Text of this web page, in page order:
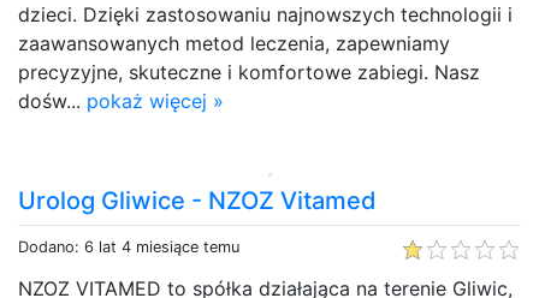
dzieci. Dzięki zastosowaniu najnowszych technologii i
zaawansowanych metod leczenia, zapewniamy
precyzyjne, skuteczne i komfortowe zabiegi. Nasz
dośw... pokaż więcej »
Urolog Gliwice - NZOZ Vitamed
Dodano: 6 lat 4 miesiące temu
NZOZ VITAMED to spółka działająca na terenie Gliwic,